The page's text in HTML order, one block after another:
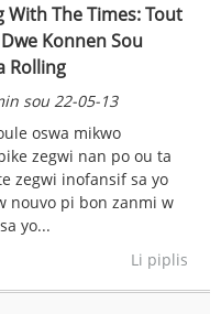
With The Times: Tout
Konnen Sou
Rolling
sou 22-05-13
oswa mikwo
zegwi nan po ou ta
zegwi inofansif sa yo
nouvo pi bon zanmi w
yo...
Li piplis